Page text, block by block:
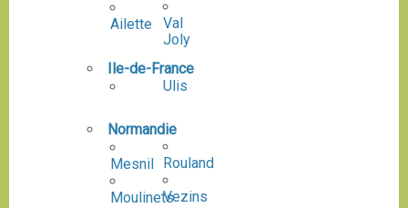
Ailette
Val
Joly
Ile-de-France
Ulis
Normandie
Mesnil
Moulinets
Rouland
Vezins